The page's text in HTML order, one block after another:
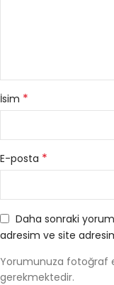
İsim *
E-posta *
Daha sonraki
adresim ve site
Yorumunuza fotoğraf
gerekmektedir.